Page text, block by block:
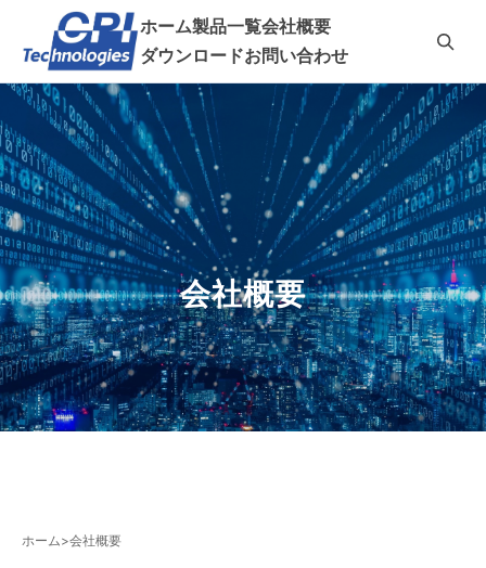
ホーム製品一覧会社概要
ダウンロードお問い合わせ
会社概要
ホーム>会社概要